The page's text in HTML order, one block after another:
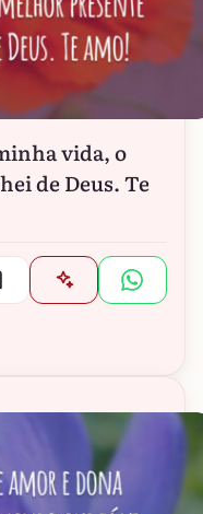
vida, o
de Deus. Te